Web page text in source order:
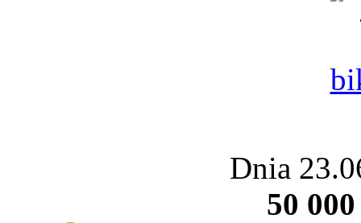
Dnia
50 000